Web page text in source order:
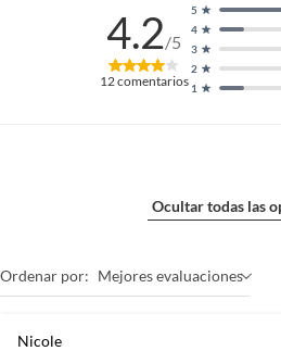
4.2/5
12comentarios 1
2
3
4
5
Ocultar todas las
Ordenar por: Mejores evaluaciones
Nicole